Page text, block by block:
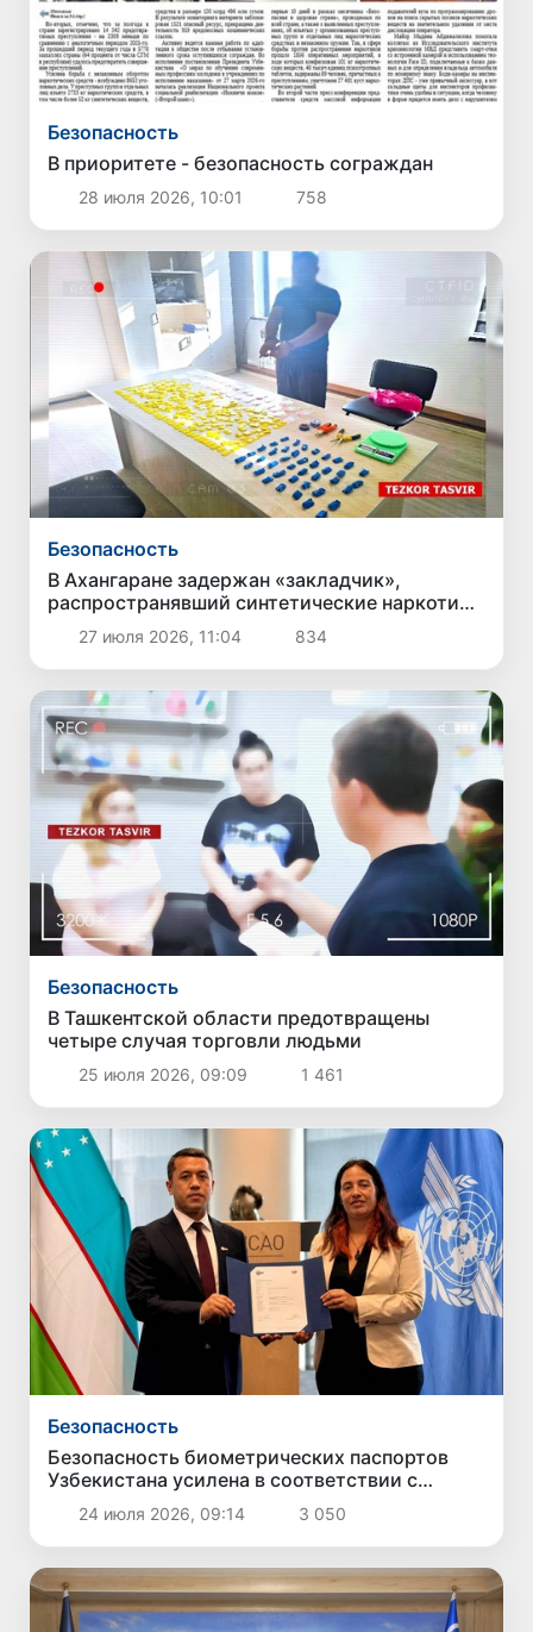
Безопасность
В приоритете - безопасность сограждан
28 июля 2026, 10:01 758
Безопасность
В Ахангаране задержан «закладчик»,
распространявший синтетические наркотики
через 300 тайников
27 июля 2026, 11:04 834
Безопасность
В Ташкентской области предотвращены
четыре случая торговли людьми
25 июля 2026, 09:09 1 461
Безопасность
Безопасность биометрических паспортов
Узбекистана усилена в соответствии с
международными стандартами ICAO
24 июля 2026, 09:14 3 050